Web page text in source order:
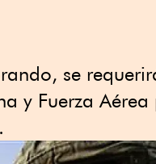
se
y Fuerza